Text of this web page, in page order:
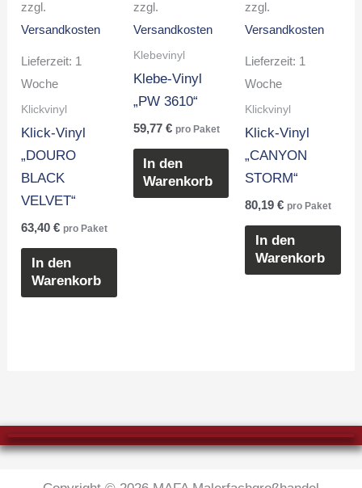
zzgl.
Versandkosten
Lieferzeit: 1
Woche
Klickvinyl
Klick-Vinyl
„DOURO
BLACK
VELVET“
63,40€ pro Paket
In den
Warenkorb
zzgl.
Versandkosten
Klebevinyl
Klebe-Vinyl
„PW 3610“
59,77 € pro Paket
In den
Warenkorb
zzgl.
Versandkosten
Lieferzeit: 1
Woche
Klickvinyl
Klick-Vinyl
„CANYON
STORM“
80,19€ pro Paket
In den
Warenkorb